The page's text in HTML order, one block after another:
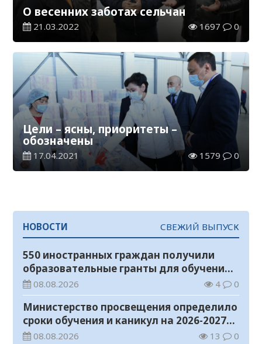
О весенних заботах сельчан
21.03.2022 1697 0
Цели – ясны, приоритеты –
обозначены
17.04.2021 1579 0
НОВОСТИ СВЕЖИЙ ВЫПУСК
550 иностранных граждан получили
образовательные гранты для обучения в
Казахстане
08.08.2026 4 0
Министерство просвещения определило
сроки обучения и каникул на 2026-2027
учебный год
08.08.2026 13 0